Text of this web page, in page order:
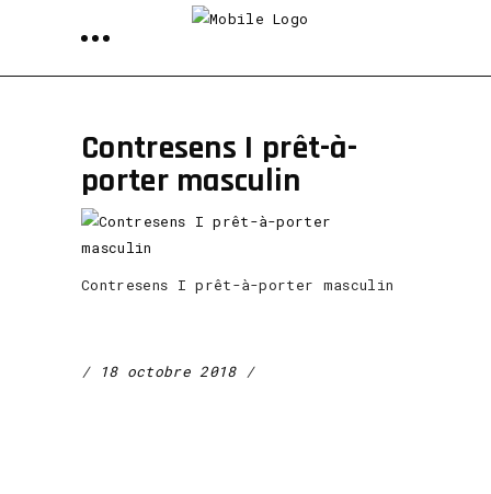
Contresens I prêt-à-
porter masculin
Contresens I prêt-à-porter masculin
18 octobre 2018